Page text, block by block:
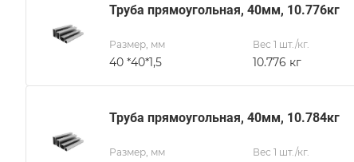
Труба прямоугольная, 40мм, 10.776кг
Размер, мм
40 *40*1,5
Вес 1 шт./кг.
10.776 кг
Труба прямоугольная, 40мм, 10.784кг
Размер, мм Вес 1 шт./кг.